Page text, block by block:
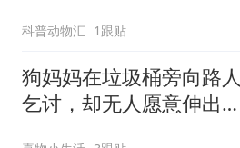
科普动物汇 1跟贴
狗妈妈在垃圾桶旁向路人
乞讨，却无人愿意伸出援